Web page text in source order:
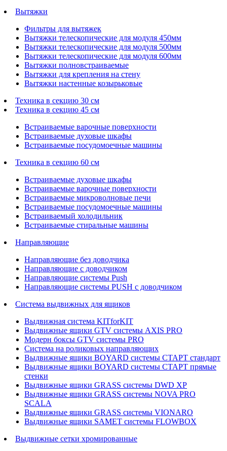
Вытяжки
Фильтры для вытяжек
Вытяжки телескопические для модуля 450мм
Вытяжки телескопические для модуля 500мм
Вытяжки телескопические для модуля 600мм
Вытяжки полновстраиваемые
Вытяжки для крепления на стену
Вытяжки настенные козырьковые
Техника в секцию 30 см
Техника в секцию 45 см
Встраиваемые варочные поверхности
Встраиваемые духовые шкафы
Встраиваемые посудомоечные машины
Техника в секцию 60 см
Встраиваемые духовые шкафы
Встраиваемые варочные поверхности
Встраиваемые микроволновые печи
Встраиваемые посудомоечные машины
Встраиваемый холодильник
Встраиваемые стиральные машины
Направляющие
Направляющие без доводчика
Направляющие с доводчиком
Направляющие системы Push
Направляющие системы PUSH с доводчиком
Система выдвижных для ящиков
Выдвижная система KITforKIT
Выдвижные ящики GTV системы AXIS PRO
Модерн боксы GTV системы PRO
Система на роликовых направляющих
Выдвижные ящики BOYARD системы СТАРТ стандарт
Выдвижные ящики BOYARD системы СТАРТ прямые
стенки
Выдвижные ящики GRASS системы DWD XP
Выдвижные ящики GRASS системы NOVA PRO
SCALA
Выдвижные ящики GRASS системы VIONARO
Выдвижные ящики SAMET системы FLOWBOX
Выдвижные сетки хромированные